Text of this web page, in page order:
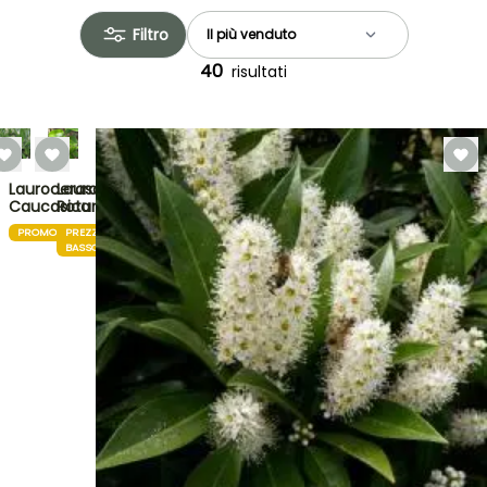
Filtro
40 risultati
Lauroceraso
Caucasica
PROMOZIONE
Lauroceraso
Rotundifolia
PREZZO
BASSO